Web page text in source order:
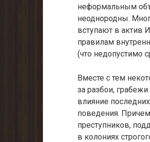
неформальным
неоднородны.
вступают в актив
правилам
(что недопустимо
Вместе с тем
за разбои,
влияние
поведения.
преступников,
в колониях